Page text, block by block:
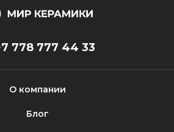
778 777 44 33
О компании
Блог